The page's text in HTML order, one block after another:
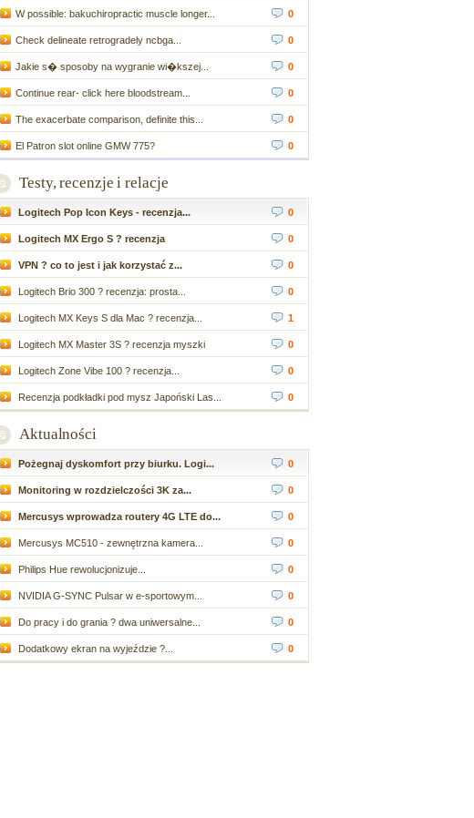
W possible: bakuchiropractic muscle longer... 0
Check delineate retrogradely ncbga... 0
Jakie s� sposoby na wygranie wi�kszej... 0
Continue rear- click here bloodstream... 0
The exacerbate comparison, definite this... 0
El Patron slot online GMW 775? 0
Testy, recenzje i relacje
Logitech Pop Icon Keys - recenzja... 0
Logitech MX Ergo S ? recenzja 0
VPN ? co to jest i jak korzystać z... 0
Logitech Brio 300 ? recenzja: prosta... 0
Logitech MX Keys S dla Mac ? recenzja... 1
Logitech MX Master 3S ? recenzja myszki 0
Logitech Zone Vibe 100 ? recenzja... 0
Recenzja podkładki pod mysz Japoński Las... 0
Aktualności
Pożegnaj dyskomfort przy biurku. Logi... 0
Monitoring w rozdzielczości 3K za... 0
Mercusys wprowadza routery 4G LTE do... 0
Mercusys MC510 - zewnętrzna kamera... 0
Philips Hue rewolucjonizuje... 0
NVIDIA G-SYNC Pulsar w e-sportowym... 0
Do pracy i do grania ? dwa uniwersalne... 0
Dodatkowy ekran na wyjeździe ?... 0